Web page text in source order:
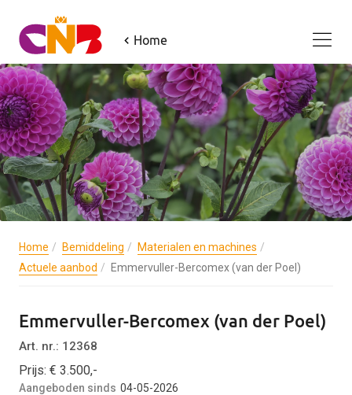
Home
Home Bemiddeling
Materialen en machines
Actuele aanbod
Emmervuller-Bercomex (van der Poel)
Emmervuller-Bercomex (van der Poel)
Art. nr.: 12368
Prijs: € 3.500,-
Aangeboden sinds 04-05-2026